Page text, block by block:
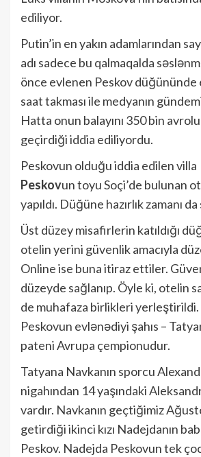
ediliyor.
Putin’in en yakın adamlarından
adı sadece bu qalmaqalda
önce evlenen Peskov düğününde
saat takması ile medyanın
Hatta onun balayını 350 bin
geçirdiği iddia ediliyordu.
Peskovun olduğu iddia edilen villa
Peskovun toyu Soçi’de bulunan
yapıldı. Düğüne hazırlık zamanı
Üst düzey misafirlerin katıldığı
otelin yerini güvenlik amacıyla
Online ise buna itiraz ettiler.
düzeyde sağlanıp. Öyle ki, otelin
de muhafaza birlikleri
Peskovun evlənədiyi şahıs –
pateni Avrupa çempionudur.
Tatyana Navkanın sporcu
nigahından 14 yaşındaki
vardır. Navkanın geçtiğimiz
getirdiği ikinci kızı Nadejdanın
Peskov. Nadejda Peskovun tek